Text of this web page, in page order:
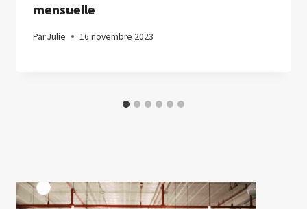
mensuelle
ParJulie 16 novembre 2023